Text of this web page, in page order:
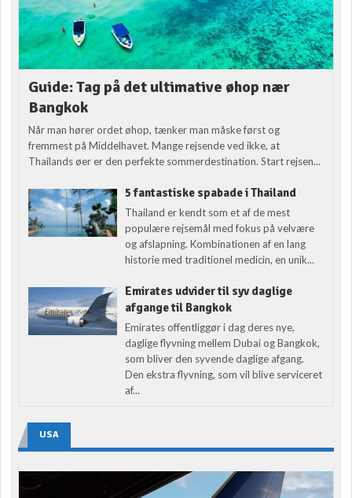
Guide: Tag på det ultimative øhop nær
Bangkok
Når man hører ordet øhop, tænker man måske først og
fremmest på Middelhavet. Mange rejsende ved ikke, at
Thailands øer er den perfekte sommerdestination. Start rejsen...
5 fantastiske spabade i Thailand
Thailand er kendt som et af de mest
populære rejsemål med fokus på velvære
og afslapning. Kombinationen af en lang
historie med traditionel medicin, en unik...
Emirates udvider til syv daglige
afgange til Bangkok
Emirates offentliggør i dag deres nye,
daglige flyvning mellem Dubai og Bangkok,
som bliver den syvende daglige afgang.
Den ekstra flyvning, som vil blive serviceret
af...
USA